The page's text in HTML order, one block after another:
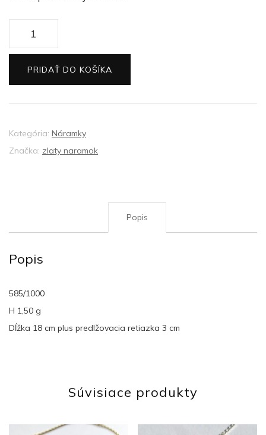
množstvo
Zlatý
PRIDAŤ DO KOŠÍKA
Kategória: Náramky
Značka: zlaty naramok
Popis
Popis
585/1000
H 1,50 g
Dĺžka 18 cm plus predlžovacia retiazka 3 cm
Súvisiace produkty